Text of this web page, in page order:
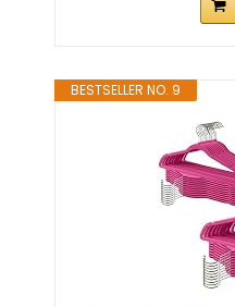
BESTSELLER NO. 9